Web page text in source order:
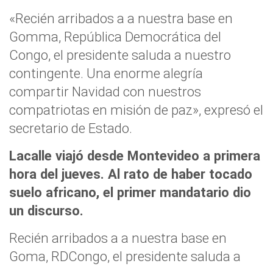
«Recién arribados a a nuestra base en
Gomma, República Democrática del
Congo, el presidente saluda a nuestro
contingente. Una enorme alegría
compartir Navidad con nuestros
compatriotas en misión de paz», expresó el
secretario de Estado.
Lacalle viajó desde Montevideo a primera
hora del jueves. Al rato de haber tocado
suelo africano, el primer mandatario dio
un discurso.
Recién arribados a a nuestra base en
Goma, RDCongo, el presidente saluda a